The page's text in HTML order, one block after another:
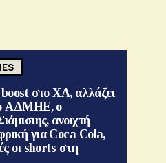
boost στο ΧΑ, αλλάζει
ο ΑΔΜΗΕ, ο
ανοιχτή
για Coca Cola,
οι shorts στη